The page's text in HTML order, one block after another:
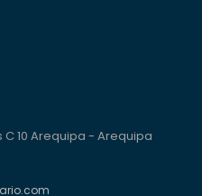
10 Arequipa - Arequipa